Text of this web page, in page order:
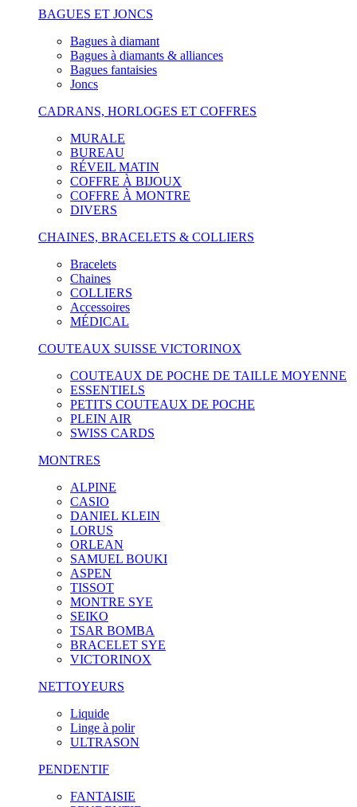
BAGUES ET JONCS
Bagues à diamant
Bagues à diamants & alliances
Bagues fantaisies
Joncs
CADRANS, HORLOGES ET COFFRES
MURALE
BUREAU
RÉVEIL MATIN
COFFRE À BIJOUX
COFFRE À MONTRE
DIVERS
CHAINES, BRACELETS & COLLIERS
Bracelets
Chaines
COLLIERS
Accessoires
MÉDICAL
COUTEAUX SUISSE VICTORINOX
COUTEAUX DE POCHE DE TAILLE MOYENNE
ESSENTIELS
PETITS COUTEAUX DE POCHE
PLEIN AIR
SWISS CARDS
MONTRES
ALPINE
CASIO
DANIEL KLEIN
LORUS
ORLEAN
SAMUEL BOUKI
ASPEN
TISSOT
MONTRE SYE
SEIKO
TSAR BOMBA
BRACELET SYE
VICTORINOX
NETTOYEURS
Liquide
Linge à polir
ULTRASON
PENDENTIF
FANTAISIE